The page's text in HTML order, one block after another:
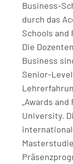
Business-
durch das
Schools and
Die
Business
Senior-
„Awards
University.